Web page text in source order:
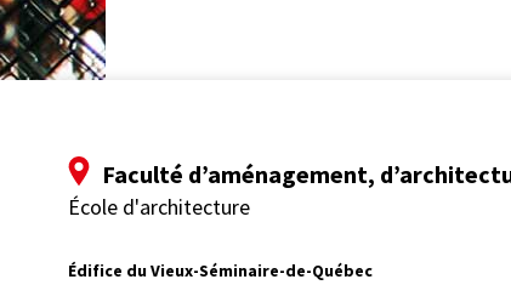
Faculté d’aménagement,
École d'architecture
Édifice du Vieux-Séminaire-de-Québec